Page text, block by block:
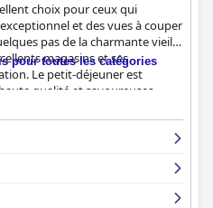
choix pour ceux qui
et des vues à couper
pas de la charmante vieille
magasins et ses
Le petit-déjeuner est
qualité et savoureuses
reçoivent des critiques
semblent satisfaits de leur
et confortable avec un service
professionnalisme, leur
Le wifi de l'hôtel a
lits sont confortables, assurant
pour toutes les catégories